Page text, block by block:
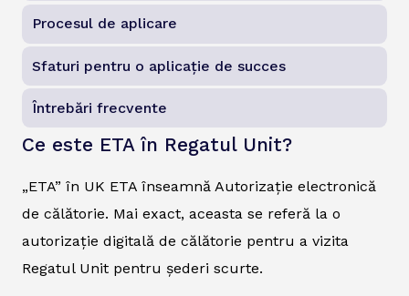
Procesul de aplicare
Sfaturi pentru o aplicație de succes
Întrebări frecvente
Ce este ETA în Regatul Unit?
„ETA” în UK ETA înseamnă Autorizație electronică
de călătorie. Mai exact, aceasta se referă la o
autorizație digitală de călătorie pentru a vizita
Regatul Unit pentru șederi scurte.